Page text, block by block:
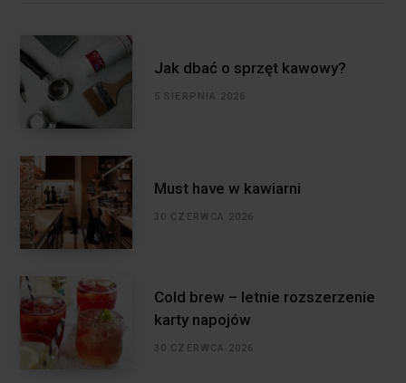
Jak dbać o sprzęt kawowy?
5 SIERPNIA 2026
Must have w kawiarni
30 CZERWCA 2026
Cold brew – letnie rozszerzenie
karty napojów
30 CZERWCA 2026